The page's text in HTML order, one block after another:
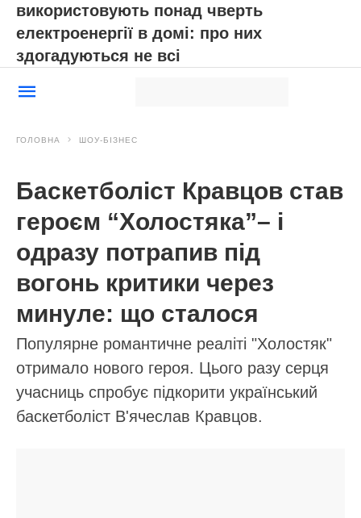
використовують понад чверть
електроенергії в домі: про них
здогадуються не всі